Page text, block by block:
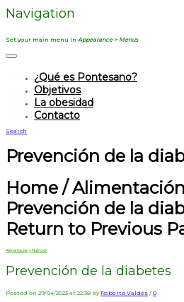
Navigation
Set your main menu in Appearance > Menus
¿Qué es Pontesano?
Objetivos
La obesidad
Contacto
Search
Prevención de la
Home /
Prevención de la
Return to Previous
Alimentación y Nutrición
Prevención de la diabetes
Posted on 29/04/2023 at 22:38 by Roberto Valdés / 0